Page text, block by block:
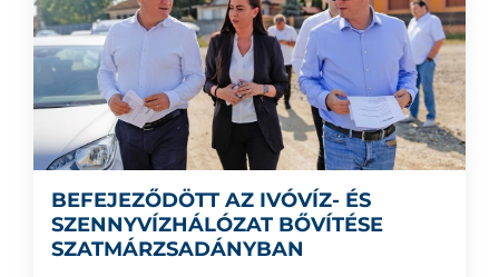
BEFEJEZŐDÖTT AZ IVÓVÍZ- ÉS
SZENNYVÍZHÁLÓZAT BŐVÍTÉSE
SZATMÁRZSADÁNYBAN